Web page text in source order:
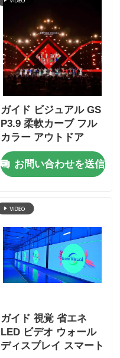
ガイド ビジュアル GS
P3.9 柔軟カーブ フル
カラー アウトドア
LED ディスプレイ ス
クリーン IP65 評価
お問い合わせを送信
ガイド 視覚 省エネ
LED ビデオ ウォール
ディスプレイ スマート